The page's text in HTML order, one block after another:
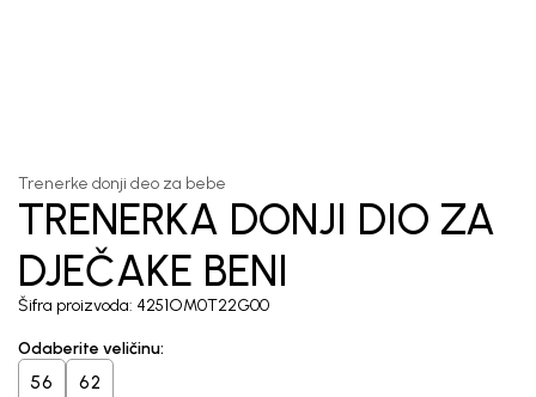
Trenerke donji deo za bebe
TRENERKA DONJI DIO ZA
DJEČAKE BENI
Šifra proizvoda: 4251OM0T22G00
Odaberite veličinu:
56 62